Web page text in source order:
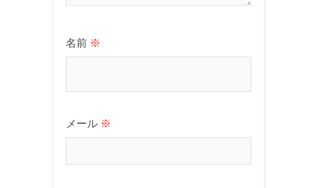
名前 ※
メール ※